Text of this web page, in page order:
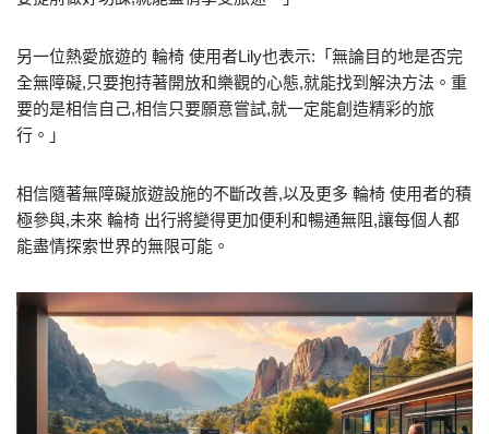
另一位熱愛旅遊的 輪椅 使用者Lily也表示:「無論目的地是否完
全無障礙,只要抱持著開放和樂觀的心態,就能找到解決方法。重
要的是相信自己,相信只要願意嘗試,就一定能創造精彩的旅
行。」
相信隨著無障礙旅遊設施的不斷改善,以及更多 輪椅 使用者的積
極參與,未來 輪椅 出行將變得更加便利和暢通無阻,讓每個人都
能盡情探索世界的無限可能。